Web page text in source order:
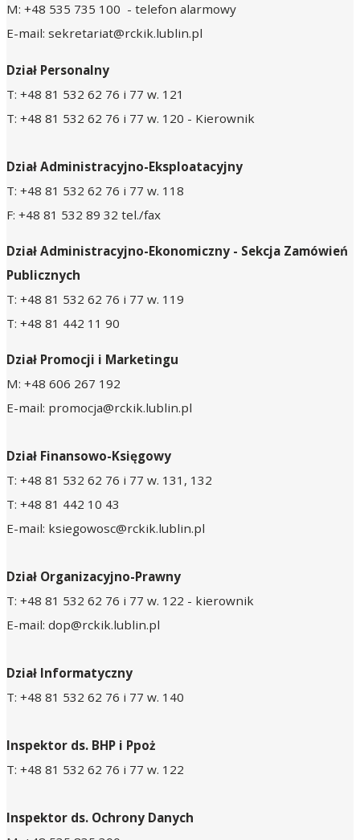
M: +48 535 735 100 - telefon alarmowy
E-mail: sekretariat@rckik.lublin.pl
Dział Personalny
T: +48 81 532 62 76 i 77 w. 121
T: +48 81 532 62 76 i 77 w. 120 - Kierownik
Dział Administracyjno-Eksploatacyjny
T: +48 81 532 62 76 i 77 w. 118
F: +48 81 532 89 32 tel./fax
Dział Administracyjno-Ekonomiczny - Sekcja Zamówień
Publicznych
T: +48 81 532 62 76 i 77 w. 119
T: +48 81 442 11 90
Dział Promocji i Marketingu
M: +48 606 267 192
E-mail: promocja@rckik.lublin.pl
Dział Finansowo-Księgowy
T: +48 81 532 62 76 i 77 w. 131, 132
T: +48 81 442 10 43
E-mail: ksiegowosc@rckik.lublin.pl
Dział Organizacyjno-Prawny
T: +48 81 532 62 76 i 77 w. 122 - kierownik
E-mail: dop@rckik.lublin.pl
Dział Informatyczny
T: +48 81 532 62 76 i 77 w. 140
Inspektor ds. BHP i Ppoż
T: +48 81 532 62 76 i 77 w. 122
Inspektor ds. Ochrony Danych